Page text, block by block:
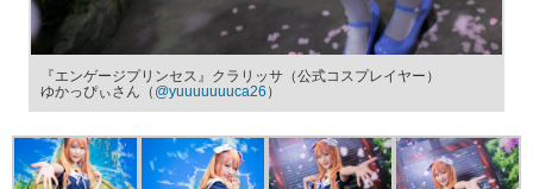
『エンゲージプリンセス』クラリッサ（公式コスプレイヤー）
ゆかっぴぃさん（ @yuuuuuuuca26 ）